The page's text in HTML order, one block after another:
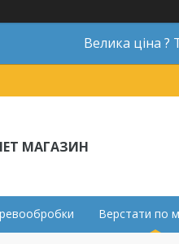
Велика ціна ?
МАГАЗИН
Верстати по